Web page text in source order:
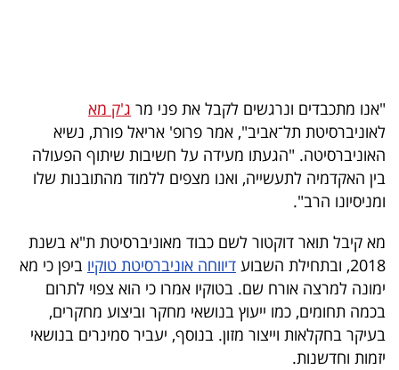
5
המילון
הכלכלי
פודקאסט
40
UNDER
40
"אנו מתכבדים ונרגשים לקבל את פני מר ג'ק מא
לאוניברסיטת תל־אביב", אמר פרופ' אריאל פורת, נשיא
האוניברסיטה. "הגעתו מעידה על חשיבות שיתוף הפעולה
בין האקדמיה לתעשייה, ואנו מצפים ללמוד מהתובנות שלו
ומניסיונו הרב".
מא קיבל תואר דוקטור לשם כבוד מאוניברסיטת ת"א בשנת
2018, ובתחילת השבוע
דיווחה אוניברסיטת טוקיו ביפן כי מא
ימונה למרצה אורח שם. בטוקיו אמרו כי הוא צפוי לתרום
בכמה תחומים, כמו ייעוץ בנושאי מחקר וביצוע מחקרים,
בעיקר בחקלאות וייצור מזון. בנוסף, יעביר סמינרים בנושאי
יזמות וחדשנות.